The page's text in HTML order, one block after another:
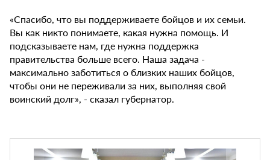
«Спасибо, что вы поддерживаете бойцов и их семьи.
Вы как никто понимаете, какая нужна помощь. И
подсказываете нам, где нужна поддержка
правительства больше всего. Наша задача -
максимально заботиться о близких наших бойцов,
чтобы они не переживали за них, выполняя свой
воинский долг», - сказал губернатор.